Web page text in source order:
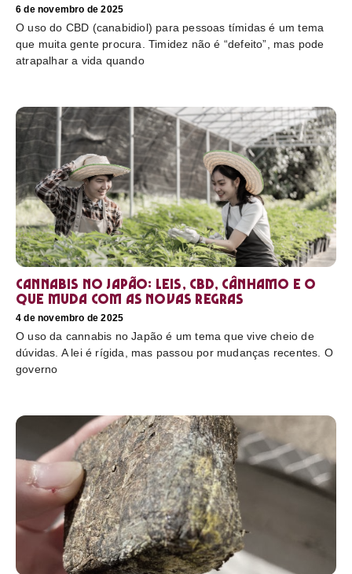
6 de novembro de 2025
O uso do CBD (canabidiol) para pessoas tímidas é um tema
que muita gente procura. Timidez não é “defeito”, mas pode
atrapalhar a vida quando
Cannabis no Japão: leis, CBD, cânhamo e o
que muda com as novas regras
4 de novembro de 2025
O uso da cannabis no Japão é um tema que vive cheio de
dúvidas. A lei é rígida, mas passou por mudanças recentes. O
governo